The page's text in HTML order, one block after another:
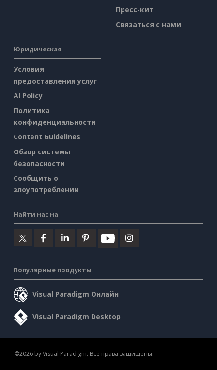
Пресс-кит
Связаться с нами
Юридическая
Условия
предоставления услуг
AI Policy
Политика
конфиденциальности
Content Guidelines
Обзор системы
безопасности
Сообщить о
злоупотреблении
Найти нас на
Популярные продукты
Visual Paradigm Онлайн
Visual Paradigm Desktop
©2026 by Visual Paradigm. Все права защищены.